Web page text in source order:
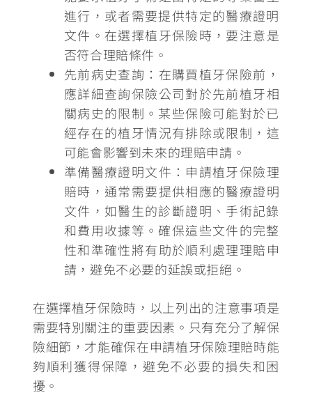
進行， 或者需要提供特定的醫療證明
文件 。在選擇植牙保險時，要注意是
否符合理賠條件。
先前病史查詢： 在購買植牙保險前，
應詳細查詢保險公司對於先前植牙相
關病史的限制 。某些保險可能對於已
經存在的植牙情況有排除或限制，這
可能會影響到未來的理賠申請。
準備醫療證明文件： 申請植牙保險理
賠時，通常需要提供相應的醫療證明
文件， 如醫生的診斷證明、手術記錄
和費用收據等 。確保這些文件的完整
性和準確性將有助於順利處理理賠申
請，避免不必要的延誤或拒絕。
在選擇植牙保險時，以上列出的注意事項是
需要特別關注的重要因素。只有充分了解保
險細節，才能確保在申請植牙保險理賠時能
夠順利獲得保障，避免不必要的損失和困
擾。